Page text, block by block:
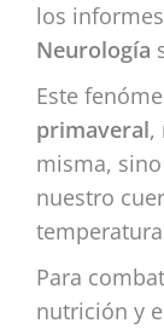
los
Neurología
Este
primaveral,
misma,
nuestro
Para
nutrición y